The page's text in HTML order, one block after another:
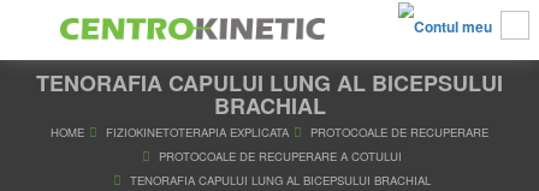
TENORAFIA CAPULUI LUNG AL BICEPSULUI
BRACHIAL
FIZIOKINETOTERAPIA EXPLICATA
PROTOCOALE DE